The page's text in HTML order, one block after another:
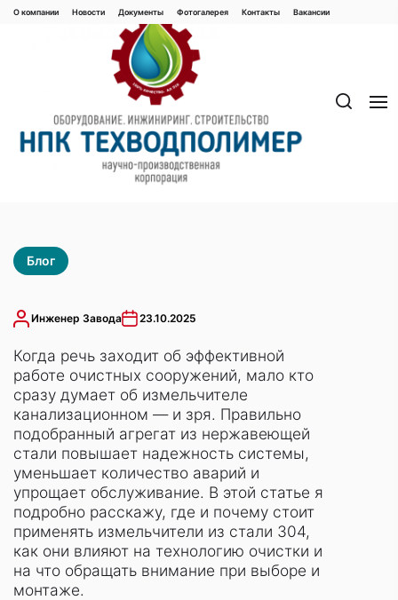
Перейти
Блог
Инженер Завода 23.10.2025
Когда речь заходит об эффективной
работе очистных сооружений, мало кто
сразу думает об измельчителе
канализационном — и зря. Правильно
подобранный агрегат из нержавеющей
стали повышает надежность системы,
уменьшает количество аварий и
упрощает обслуживание. В этой статье я
подробно расскажу, где и почему стоит
применять измельчители из стали 304,
как они влияют на технологию очистки и
на что обращать внимание при выборе и
монтаже.
О компании Новости Документы Фотогалерея Контaкты Вакaнсии